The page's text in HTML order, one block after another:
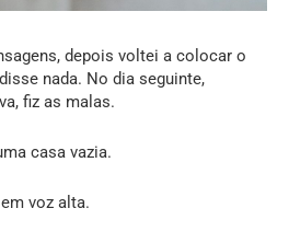
depois voltei a colocar o
nada. No dia seguinte,
fiz as malas.
casa vazia.
voz alta.